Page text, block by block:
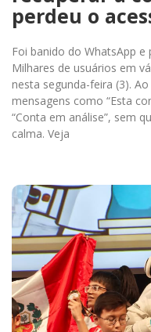
perdeu o
Foi banido do WhatsApp
Milhares de usuários em
nesta segunda-feira (3).
mensagens como “Esta
“Conta em análise”, sem
calma. Veja